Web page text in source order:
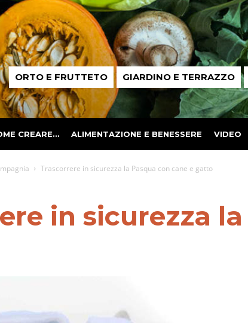
ORTO E FRUTTETO GIARDINO E TERRAZZO
CREARE… ALIMENTAZIONE E BENESSERE VIDEO
Trascorrere in sicurezza la Pasqua con cane e gatto
in sicurezza